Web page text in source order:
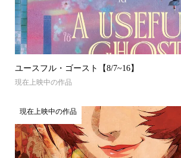
ユースフル・ゴースト【8/7~16】
現在上映中の作品
現在上映中の作品